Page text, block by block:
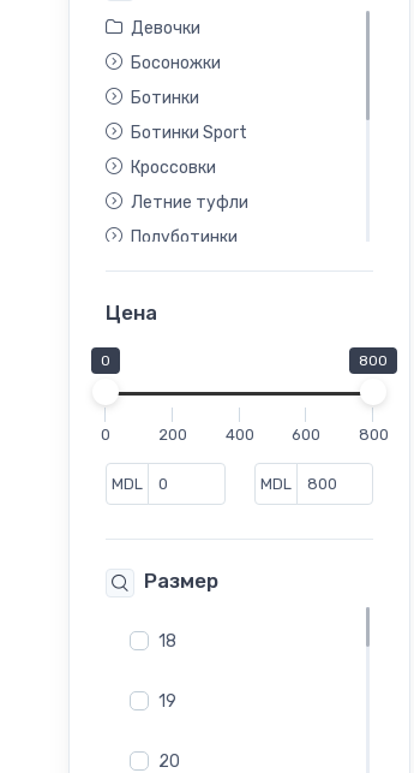
Девочки
Босоножки
Ботинки
Ботинки Sport
Кроссовки
Летние туфли
Полуботинки
Полусапоги
Сапоги
Туфли
Челси
Шлепанцы
Цена
0 800
0 200 400 600 800
MDL MDL
Размер
18
19
20